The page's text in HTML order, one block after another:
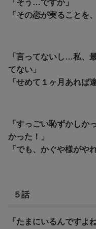
「そう…ですか」
「その恋が実ることを
「言ってないし…私、
てない」
「せめて１ヶ月あれば
「すっごい恥ずかしか
かった！」
「でも、かぐや様がや
５話
「たまにいるんですよ